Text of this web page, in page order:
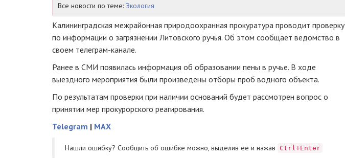
Все новости по теме: Экология
Калининградская межрайонная природоохранная прокуратура проводит проверку
по информации о загрязнении Литовского ручья. Об этом сообщает ведомство в
своем телеграм-канале.
Ранее в СМИ появилась информация об образовании пены в ручье. В ходе
выездного мероприятия были произведены отборы проб водного объекта.
По результатам проверки при наличии оснований будет рассмотрен вопрос о
принятии мер прокурорского реагирования.
Telegram | MAX
Нашли ошибку? Cообщить об ошибке можно, выделив ее и нажав Ctrl+Enter